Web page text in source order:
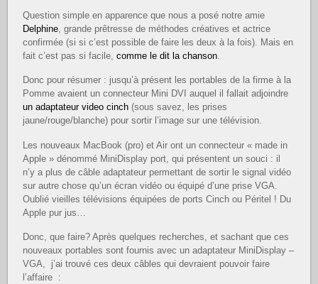
Question simple en apparence que nous a posé notre amie
Delphine , grande prêtresse de méthodes créatives et actrice
confirmée (si si c’est possible de faire les deux à la fois). Mais en
fait c’est pas si facile,comme le dit la chanson
Donc pour résumer : jusqu’à présent les portables de la firme à la
Pomme avaient un connecteur Mini DVI auquel il fallait adjoindre
un adaptateur video cinch (sous savez, les prises
jaune/rouge/blanche) pour sortir l’image sur une télévision.
Les nouveaux MacBook (pro) et Air ont un connecteur « made in
Apple » dénommé MiniDisplay port, qui présentent un souci : il
n’y a plus de câble adaptateur permettant de sortir le signal vidéo
sur autre chose qu’un écran vidéo ou équipé d’une prise VGA.
Oublié vieilles télévisions équipées de ports Cinch ou Péritel ! Du
Apple pur jus…
Donc, que faire? Après quelques recherches, et sachant que ces
nouveaux portables sont fournis avec un adaptateur MiniDisplay –
VGA, j’ai trouvé ces deux câbles qui devraient pouvoir faire
l’affaire :